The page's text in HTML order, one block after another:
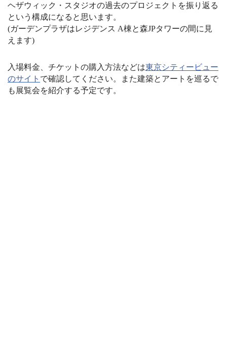
ヘザウィック・スタジオの過去のプロジェクトを振り返る
という構成になると思います。
(ガーデンプラザはレジデンス A棟と森JPタワーの間に見
えます)
入場料金、チケットの購入方法などは東京シティービュー
のサイト で確認してください。また建築とアートを巡るで
も展覧会を紹介する予定です。